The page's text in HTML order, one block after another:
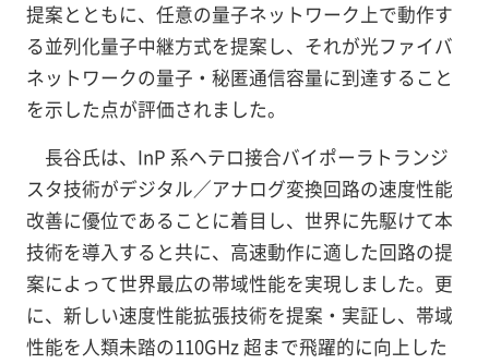
提案とともに、任意の量子ネットワーク上で動作す
る並列化量子中継方式を提案し、それが光ファイバ
ネットワークの量子・秘匿通信容量に到達すること
を示した点が評価されました。
長谷氏は、InP 系ヘテロ接合バイポーラトランジ
スタ技術がデジタル／アナログ変換回路の速度性能
改善に優位であることに着目し、世界に先駆けて本
技術を導入すると共に、高速動作に適した回路の提
案によって世界最広の帯域性能を実現しました。更
に、新しい速度性能拡張技術を提案・実証し、帯域
性能を人類未踏の110GHz 超まで飛躍的に向上した